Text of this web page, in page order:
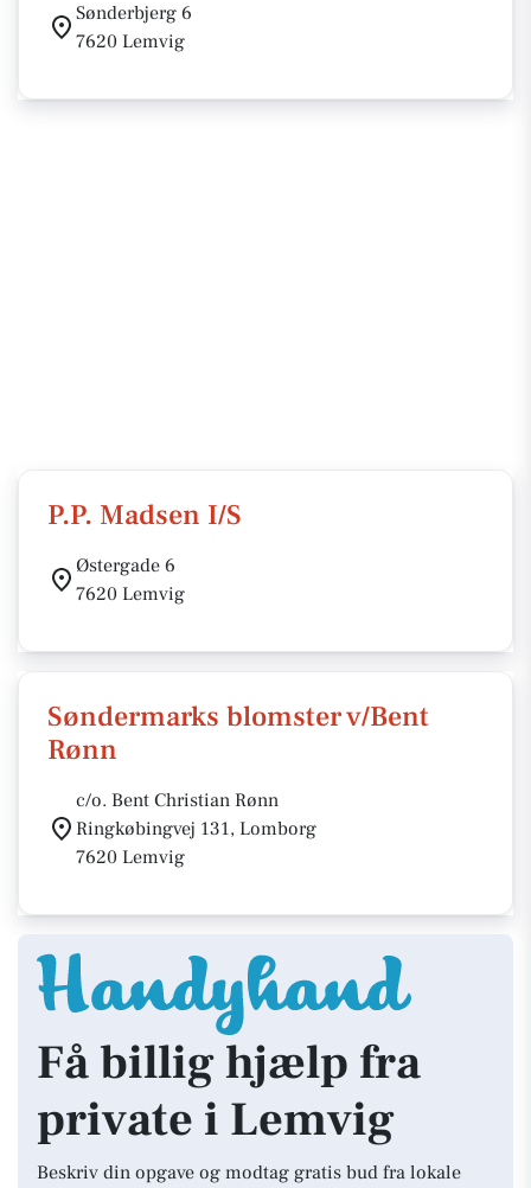
Sønderbjerg 6
7620 Lemvig
P.P. Madsen I/S
Østergade 6
7620 Lemvig
Søndermarks blomster v/Bent
Rønn
c/o. Bent Christian Rønn
Ringkøbingvej 131, Lomborg
7620 Lemvig
Få billig hjælp fra
private i Lemvig
Beskriv din opgave og modtag gratis bud fra lokale